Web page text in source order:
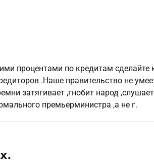
процентами по кредитам сделайте
.Наше правительство не
затягивает ,гнобит народ
премьерминистра ,а не г.